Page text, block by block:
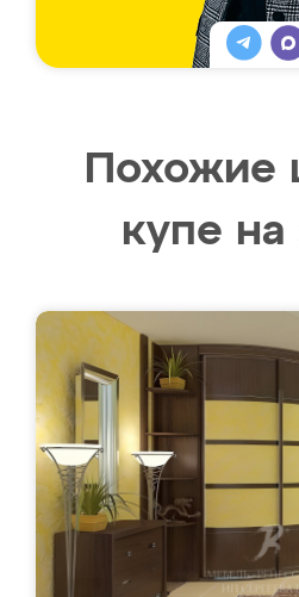
Похожие
купе на